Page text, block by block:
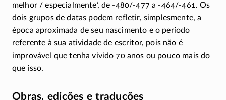
melhor / especialmente’, de -480/-477 a -464/-461. Os
dois grupos de datas podem refletir, simplesmente, a
época aproximada de seu nascimento e o período
referente à sua atividade de escritor, pois não é
improvável que tenha vivido 70 anos ou pouco mais do
que isso.
Obras, edições e traduções